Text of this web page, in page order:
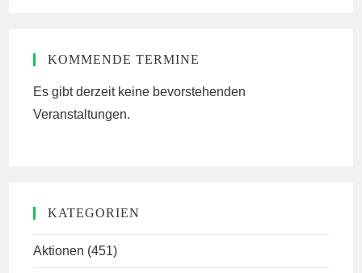
KOMMENDE TERMINE
Es gibt derzeit keine bevorstehenden
Veranstaltungen.
KATEGORIEN
Aktionen (451)